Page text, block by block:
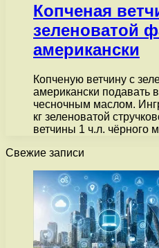
Копченая
зеленоватой
американски
Копченую ветчину с
американски подавать
чесночным маслом.
кг зеленоватой
ветчины 1 ч.л. чёрного
Свежие записи